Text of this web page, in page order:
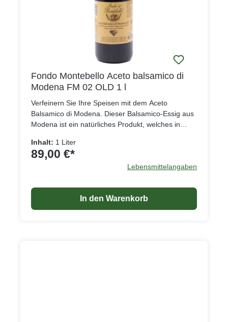
Fondo Montebello Aceto balsamico di
Modena FM 02 OLD 1 l
Verfeinern Sie Ihre Speisen mit dem Aceto
Balsamico di Modena. Dieser Balsamico-Essig aus
Modena ist ein natürliches Produkt, welches in
Balsamico hat einen charakteristischen süßsauren
Geschmack und kann zum Verfeinern aller
Gerichte verwendet werden. Der Balsamico-Essig
Inhalt: 1 Liter
89,00 €*
Lebensmittelangaben
In den Warenkorb